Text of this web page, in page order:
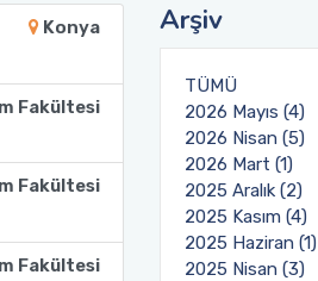
Konya
Fakültesi
Fakültesi
Fakültesi
Arşiv
TÜMÜ
2026 Mayıs (4)
2026 Nisan (5)
2026 Mart (1)
2025 Aralık (2)
2025 Kasım (4)
2025 Haziran (1)
2025 Nisan (3)